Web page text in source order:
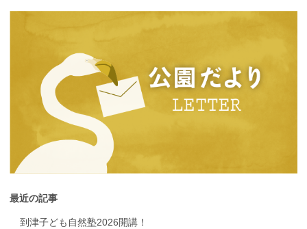
最近の記事
到津子ども自然塾2026開講！